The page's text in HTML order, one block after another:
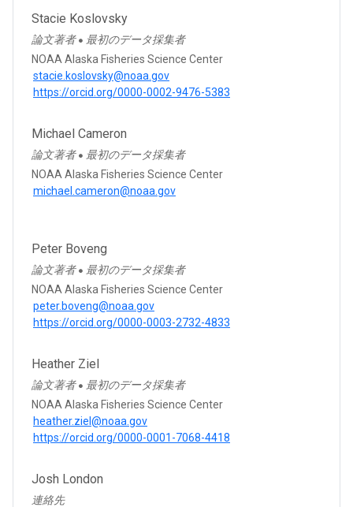
Stacie Koslovsky
論文著者 ● 最初のデータ採集者
NOAA Alaska Fisheries Science Center
stacie.koslovsky@noaa.gov
https://orcid.org/0000-0002-9476-5383
Michael Cameron
論文著者 ● 最初のデータ採集者
NOAA Alaska Fisheries Science Center
michael.cameron@noaa.gov
Peter Boveng
論文著者 ● 最初のデータ採集者
NOAA Alaska Fisheries Science Center
peter.boveng@noaa.gov
https://orcid.org/0000-0003-2732-4833
Heather Ziel
論文著者 ● 最初のデータ採集者
NOAA Alaska Fisheries Science Center
heather.ziel@noaa.gov
https://orcid.org/0000-0001-7068-4418
Josh London
連絡先